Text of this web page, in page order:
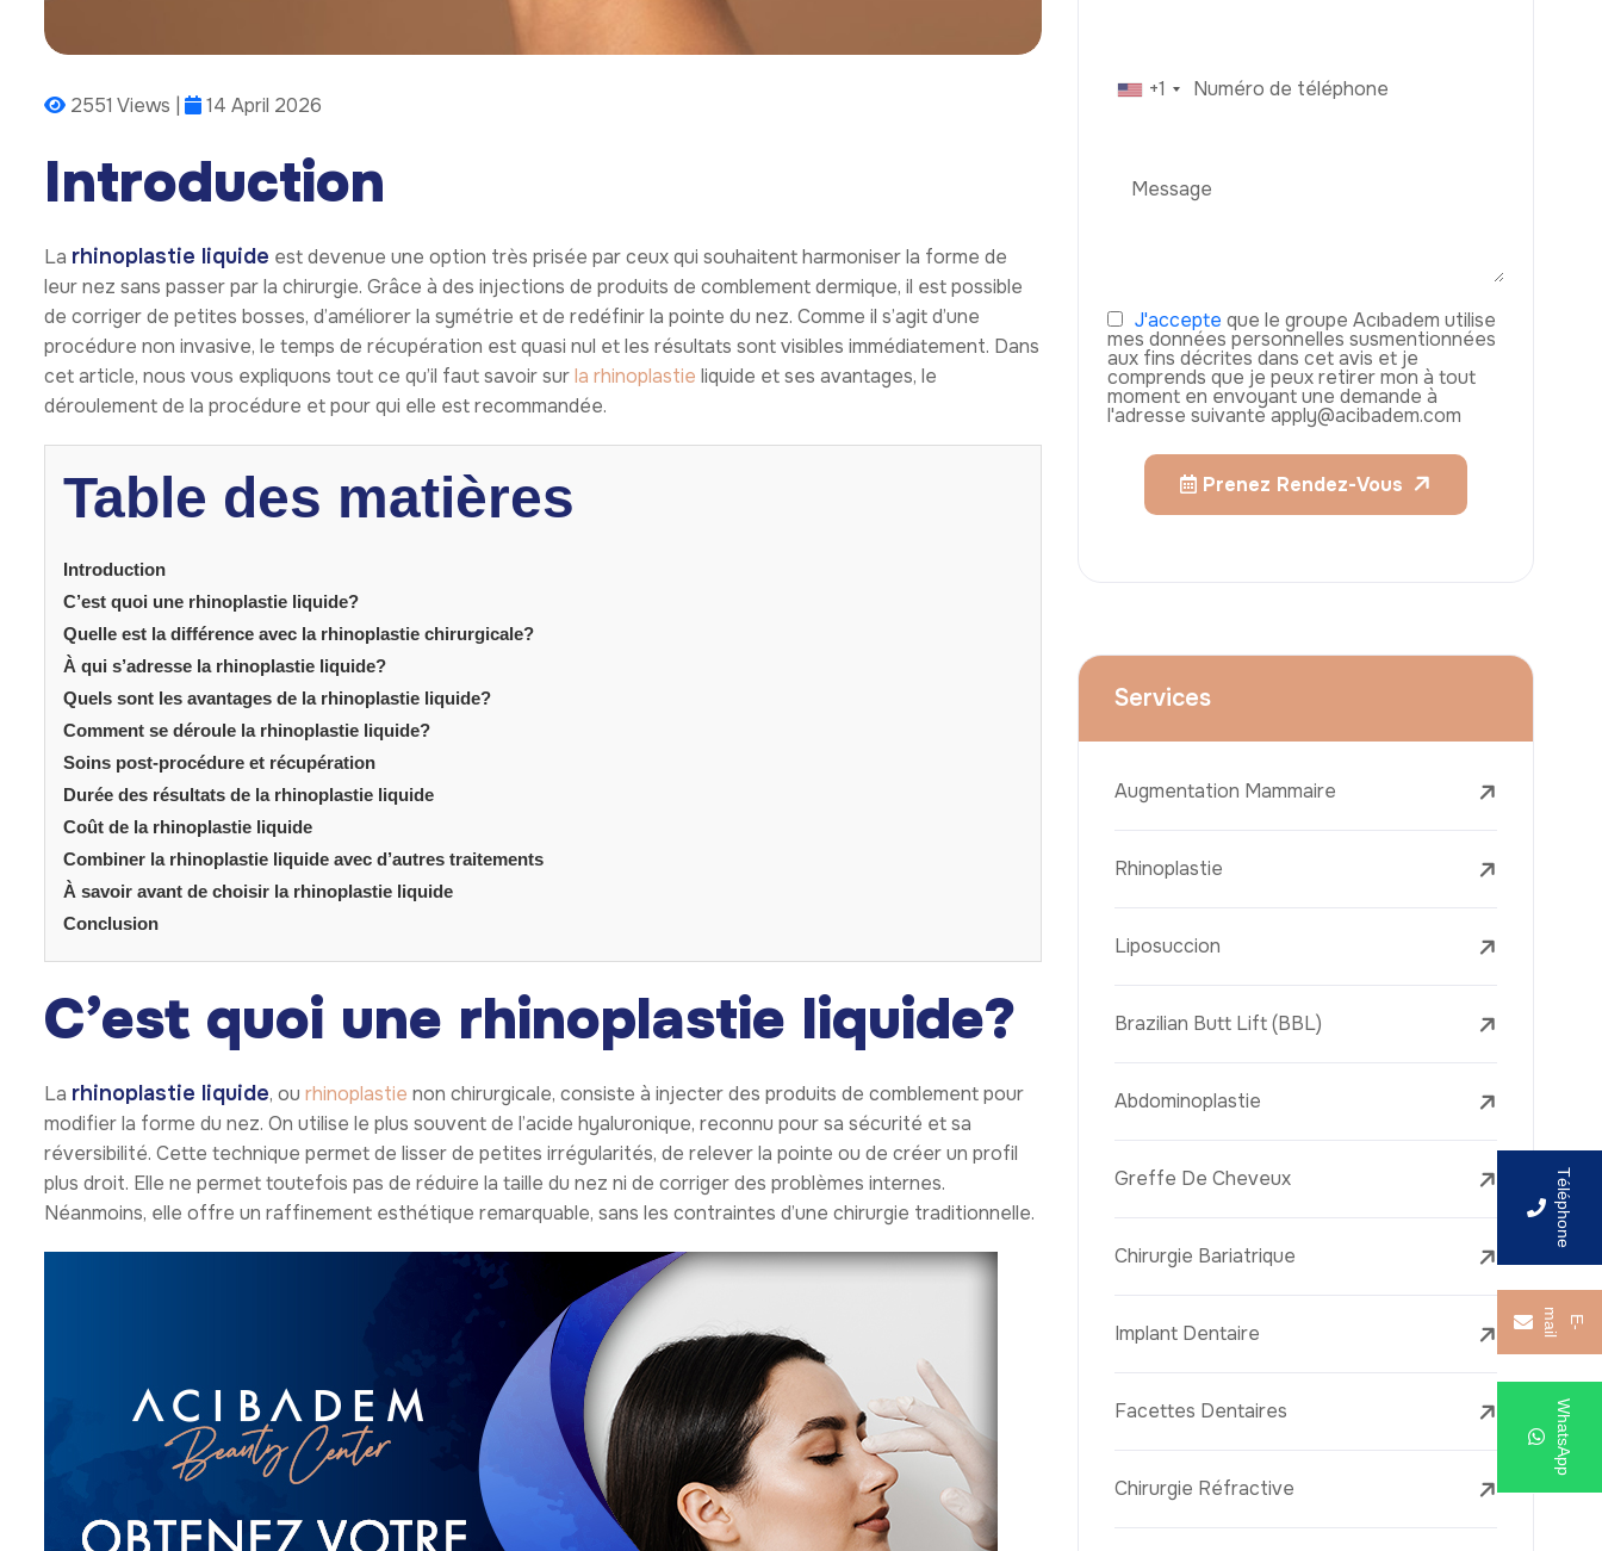
2551 Views | 14 April 2026
Introduction
La rhinoplastie liquide est devenue une option très prisée par ceux qui souhaitent harmoniser la forme de
leur nez sans passer par la chirurgie. Grâce à des injections de produits de comblement dermique, il est possible
de corriger de petites bosses, d’améliorer la symétrie et de redéfinir la pointe du nez. Comme il s’agit d’une
procédure non invasive, le temps de récupération est quasi nul et les résultats sont visibles immédiatement. Dans
cet article, nous vous expliquons tout ce qu’il faut savoir surla rhinoplastie liquide et ses avantages, le
déroulement de la procédure et pour qui elle est recommandée.
Table des matières
Introduction
C’est quoi une rhinoplastie liquide?
Quelle est la différence avec la rhinoplastie chirurgicale?
À qui s’adresse la rhinoplastie liquide?
Quels sont les avantages de la rhinoplastie liquide?
Comment se déroule la rhinoplastie liquide?
Soins post-procédure et récupération
Durée des résultats de la rhinoplastie liquide
Coût de la rhinoplastie liquide
Combiner la rhinoplastie liquide avec d’autres traitements
À savoir avant de choisir la rhinoplastie liquide
Conclusion
C’est quoi une rhinoplastie liquide?
La rhinoplastie liquide, ou rhinoplastie non chirurgicale, consiste à injecter des produits de comblement pour
modifier la forme du nez. On utilise le plus souvent de l’acide hyaluronique, reconnu pour sa sécurité et sa
réversibilité. Cette technique permet de lisser de petites irrégularités, de relever la pointe ou de créer un profil
plus droit. Elle ne permet toutefois pas de réduire la taille du nez ni de corriger des problèmes internes.
Néanmoins, elle offre un raffinement esthétique remarquable, sans les contraintes d’une chirurgie traditionnelle.
+1
J'accepte que le groupe Acıbadem utilise
mes données personnelles susmentionnées
aux fins décrites dans cet avis et je
comprends que je peux retirer mon à tout
moment en envoyant une demande à
l'adresse suivante apply@acibadem.com
Prenez Rendez-Vous
Services
Augmentation Mammaire
Rhinoplastie
Liposuccion
Brazilian Butt Lift (BBL)
Abdominoplastie
Greffe De Cheveux
Chirurgie Bariatrique
Implant Dentaire
Facettes Dentaires
Chirurgie Réfractive
Téléphone
E
-
m a
i
l
WhatsApp